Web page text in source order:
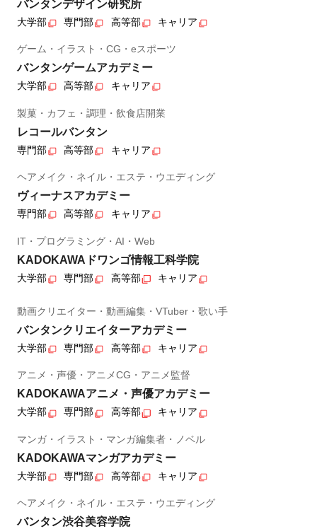
バンタンデザイン研究所
大学部 専門部 高等部 キャリア
ゲーム・イラスト・CG・eスポーツ
バンタンゲームアカデミー
大学部 高等部 キャリア
製菓・カフェ・調理・飲食店開業
レコールバンタン
専門部 高等部 キャリア
ヘアメイク・ネイル・エステ・ウエディング
ヴィーナスアカデミー
専門部 高等部 キャリア
IT・プログラミング・AI・Web
KADOKAWAドワンゴ情報工科学院
大学部 専門部 高等部 キャリア
動画クリエイター・動画編集・VTuber・歌い手
バンタンクリエイターアカデミー
大学部 専門部 高等部 キャリア
アニメ・声優・アニメCG・アニメ監督
KADOKAWAアニメ・声優アカデミー
大学部 専門部 高等部 キャリア
マンガ・イラスト・マンガ編集者・ノベル
KADOKAWAマンガアカデミー
大学部 専門部 高等部 キャリア
ヘアメイク・ネイル・エステ・ウエディング
バンタン渋谷美容学院